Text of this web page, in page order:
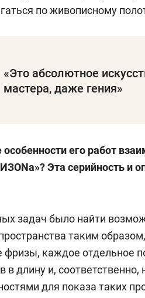
по живописному
«Это абсолютное
мастера, даже гения»
его работ
ONа»? Эта серийность и
задач было найти
таким
каждое отдельное
в длину и,
для показа таких